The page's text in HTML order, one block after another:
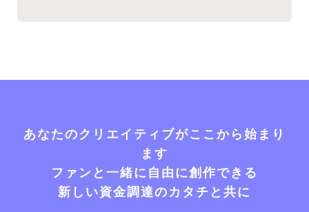
あなたのクリエイティブがここから始まり
ます
ファンと一緒に自由に創作できる
新しい資金調達のカタチと共に